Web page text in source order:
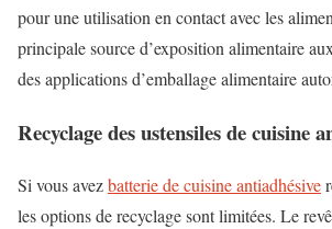
pour une utilisation en contact avec les
principale source d’exposition alimentaire
des applications d’emballage alimentaire
Recyclage des ustensiles de cuisine
Si vous avezbatterie de cuisine antiadhésive
les options de recyclage sont limitées. Le